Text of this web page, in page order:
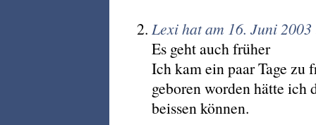
Lexi hat am 16. Juni
Es geht auch früher
Ich kam ein paar Tage
geboren worden hätte
beissen können.